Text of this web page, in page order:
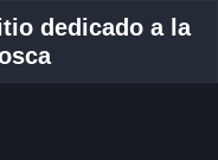
dedicado a la